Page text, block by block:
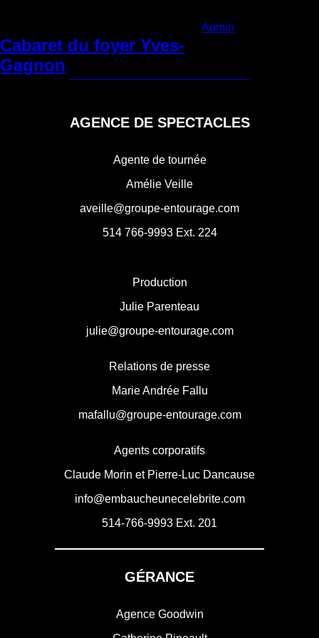
Cabaret du foyer Yves-
Gagnon
Admin
de
AGENCE DE SPECTACLES
Agente de tournée
Amélie Veille
aveille@groupe-entourage.com
514 766-9993Ext. 224
Production
Julie Parenteau
julie@groupe-entourage.com
Relations de presse
Marie Andrée Fallu
mafallu@groupe-entourage.com
Agents corporatifs
Claude Morin et Pierre-Luc Dancause
info@embaucheunecelebrite.com
514-766-9993 Ext. 201
GÉRANCE
Agence Goodwin